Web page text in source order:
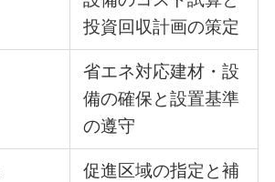
投資回収計画の策定
省エネ対応建材・設
備の確保と設置基準
の遵守
促進区域の指定と補